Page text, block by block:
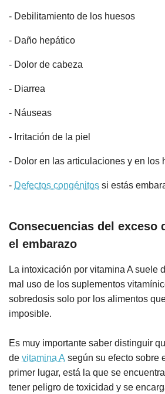
- Debilitamiento de los huesos
- Daño hepático
- Dolor de cabeza
- Diarrea
- Náuseas
- Irritación de la piel
- Dolor en las articulaciones y en los
- Defectos congénitos si estás
Consecuencias del exceso
el embarazo
La intoxicación por vitamina A suele
mal uso de los suplementos
sobredosis solo por los alimentos
imposible.
Es muy importante saber distinguir
de vitamina A según su efecto sobre
primer lugar, está la que se
tener peligro de toxicidad y se